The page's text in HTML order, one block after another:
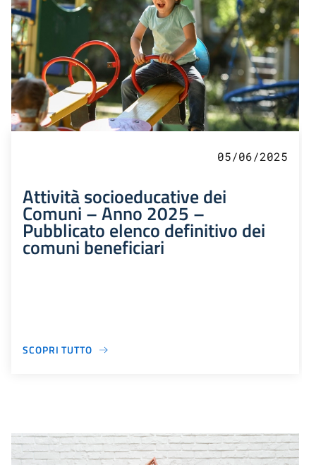
05/06/2025
Attività socioeducative dei
Comuni – Anno 2025 –
Pubblicato elenco definitivo dei
comuni beneficiari
SCOPRI TUTTO